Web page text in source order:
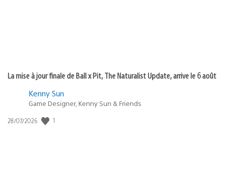
La mise à jour finale de Ball x Pit, The Naturalist Update, arrive le 6 août
Kenny Sun
Game Designer, Kenny Sun & Friends
Date
28/07/2026 1